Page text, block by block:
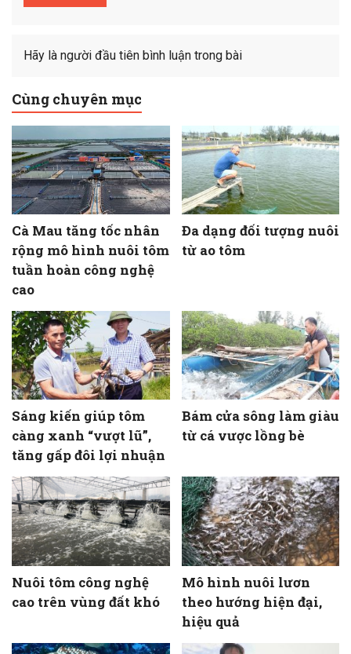
Hãy là người đầu tiên bình luận trong bài
Cùng chuyên mục
Cà Mau tăng tốc nhân
rộng mô hình nuôi tôm
tuần hoàn công nghệ
cao
Đa dạng đối tượng nuôi
từ ao tôm
Sáng kiến giúp tôm
càng xanh “vượt lũ”,
tăng gấp đôi lợi nhuận
Bám cửa sông làm giàu
từ cá vược lồng bè
Nuôi tôm công nghệ
cao trên vùng đất khó
Mô hình nuôi lươn
theo hướng hiện đại,
hiệu quả